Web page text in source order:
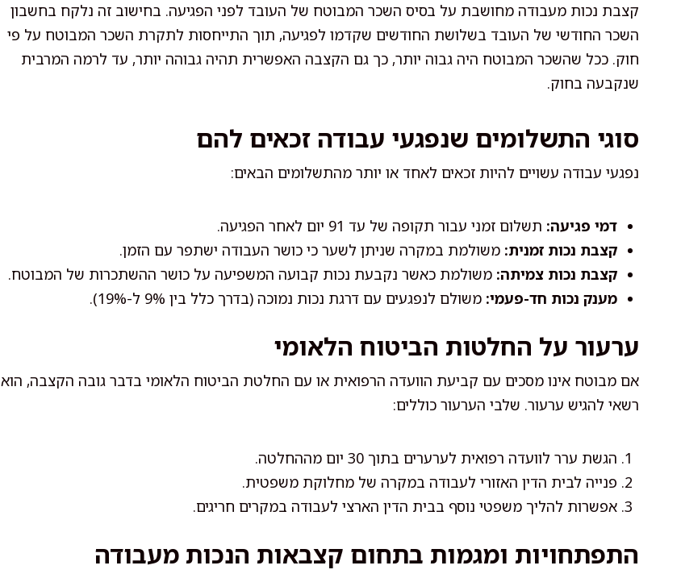
קצבת נכות מעבודה מחושבת על בסיס השכר המבוטח של העובד לפני הפגיעה. בחישוב זה נלקח בחשבון
השכר החודשי של העובד בשלושת החודשים שקדמו לפגיעה, תוך התייחסות לתקרת השכר המבוטח על פי
חוק. ככל שהשכר המבוטח היה גבוה יותר, כך גם הקצבה האפשרית תהיה גבוהה יותר, עד לרמה המרבית
שנקבעה בחוק.
סוגי התשלומים שנפגעי עבודה זכאים להם
נפגעי עבודה עשויים להיות זכאים לאחד או יותר מהתשלומים הבאים:
דמי פגיעה: תשלום זמני עבור תקופה של עד 91 יום לאחר הפגיעה.
קצבת נכות זמנית: משולמת במקרה שניתן לשער כי כושר העבודה ישתפר עם הזמן.
קצבת נכות צמיתה: משולמת כאשר נקבעת נכות קבועה המשפיעה על כושר ההשתכרות של המבוטח.
מענק נכות חד-פעמי: משולם לנפגעים עם דרגת נכות נמוכה (בדרך כלל בין 9% ל-19%).
ערעור על החלטות הביטוח הלאומי
אם מבוטח אינו מסכים עם קביעת הוועדה הרפואית או עם החלטת הביטוח הלאומי בדבר גובה הקצבה, הוא
רשאי להגיש ערעור. שלבי הערעור כוללים:
הגשת ערר לוועדה רפואית לערערים בתוך 30 יום מההחלטה.
פנייה לבית הדין האזורי לעבודה במקרה של מחלוקת משפטית.
אפשרות להליך משפטי נוסף בבית הדין הארצי לעבודה במקרים חריגים.
התפתחויות ומגמות בתחום קצבאות הנכות מעבודה